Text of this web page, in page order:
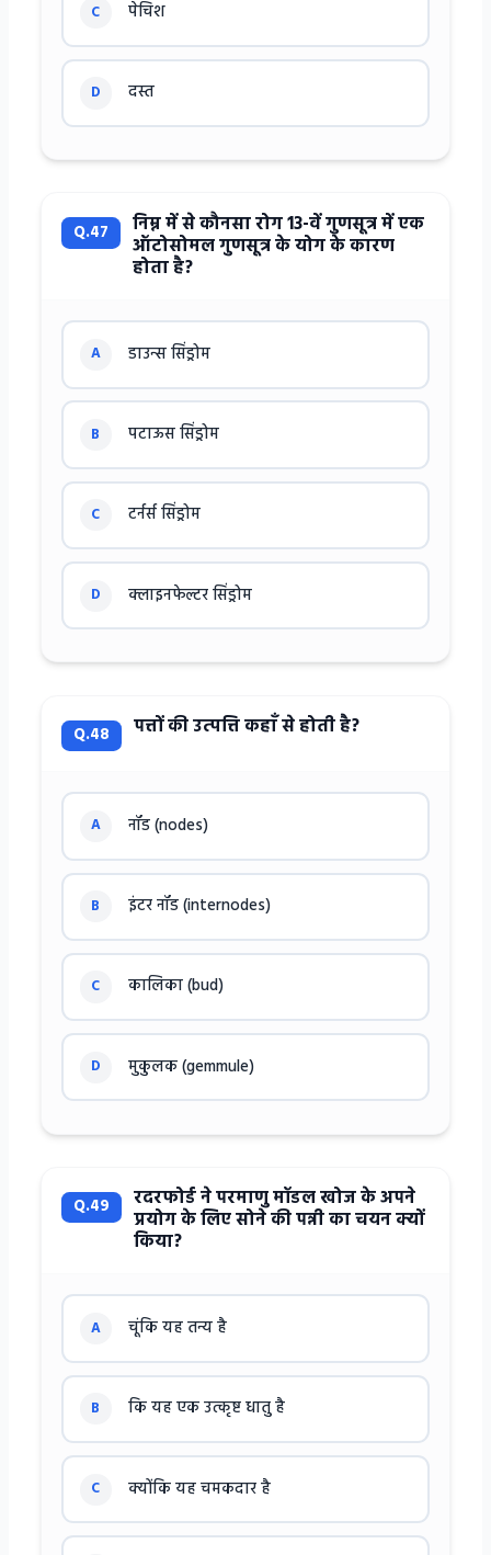
C पेचिश
D दस्त
Q.47 निम्न में से कौनसा रोग 13-वें गुणसूत्र में एक
ऑटोसोमल गुणसूत्र के योग के कारण
होता है?
A डाउन्स सिंड्रोम
B पटाऊस सिंड्रोम
C टर्नर्स सिंड्रोम
D क्लाइनफेल्टर सिंड्रोम
Q.48 पत्तों की उत्पत्ति कहाँ से होती है?
A नॉड (nodes)
B इंटर नॉड (internodes)
C कालिका (bud)
D मुकुलक (gemmule)
Q.49 रदरफोर्ड ने परमाणु मॉडल खोज के अपने
प्रयोग के लिए सोने की पन्नी का चयन क्यों
किया?
A चूंकि यह तन्य है
B कि यह एक उत्कृष्ट धातु है
C क्योंकि यह चमकदार है